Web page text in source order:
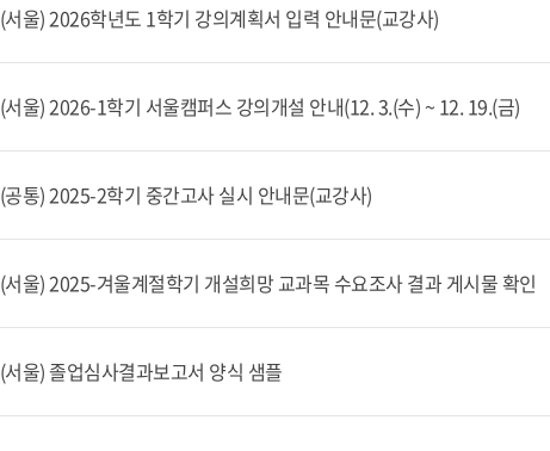
(서울) 2026학년도 1학기 강의계획서 입력 안내문(교강사)
(서울) 2026-1학기 서울캠퍼스 강의개설 안내(12. 3.(수) ~ 12. 19.(금)
(공통) 2025-2학기 중간고사 실시 안내문(교강사)
(서울) 2025-겨울계절학기 개설희망 교과목 수요조사 결과 게시물 확인
(서울) 졸업심사결과보고서 양식 샘플